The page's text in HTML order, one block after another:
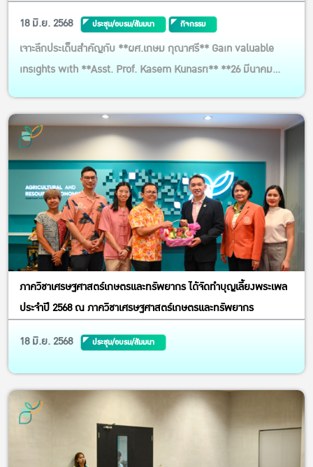
Transition, and Poverty with insights from panel data in
Thailand
18 มิ.ย. 2568 ประชุม/อบรม/สัมมนา กิจกรรม
เจาะลึกประเด็นสำคัญกับ **ผศ.เกษม กุณาศรี** Gain valuable
insights with **Asst. Prof. Kasem Kunasri** **26 มีนาคม
3:00 PM** **คณะเศรษฐศาสตร์ ม.เกษตรศาสตร์** **Faculty of
Economics, Kasetsart University**
ภาควิชาเศรษฐศาสตร์เกษตรและทรัพยากร ได้จัดทำบุญเลี้ยงพระเพล
ประจำปี 2568 ณ ภาควิชาเศรษฐศาสตร์เกษตรและทรัพยากร
18 มิ.ย. 2568
ประชุม/อบรม/สัมมนา